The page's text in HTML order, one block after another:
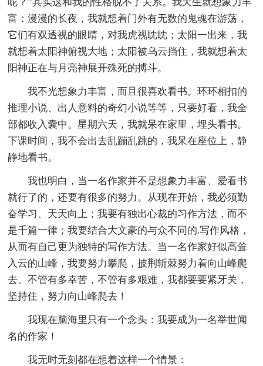
富：漫漫的长夜，我就想着门外有无数的鬼魂在游荡，
它们有双透视的眼睛，对我虎视眈眈；太阳一出来，我
就想着太阳神俯视大地；太阳被乌云挡住，我就想着太
阳神正在与月亮神展开殊死的搏斗。
我不光想象力丰富，而且很喜欢看书。环环相扣的
推理小说、出人意料的奇幻小说等等，只要好看，我全
部都收入囊中。星期六天，我就呆在家里，埋头看书。
下课时间，我不会出去乱蹦乱跳的，我呆在座位上，静
静地看书。
我也明白，当一名作家并不是想象力丰富、爱看书
就行了的，还要有很多的努力。从现在开始，我必须勤
奋学习、天天向上；我要有独出心裁的习作方法，而不
是千篇一律；我要结合大文豪的与众不同的.写作风格，
从而有自己更为独特的写作方法。当一名作家好似高耸
入云的山峰，我要努力攀爬，披荆斩棘努力着向山峰爬
去。不管有多幸苦，不管有多艰难，我都要要紧牙关，
坚持住，努力向山峰爬去！
我现在脑海里只有一个念头：我要成为一名举世闻
名的作家！
我无时无刻都在想着这样一个情景：